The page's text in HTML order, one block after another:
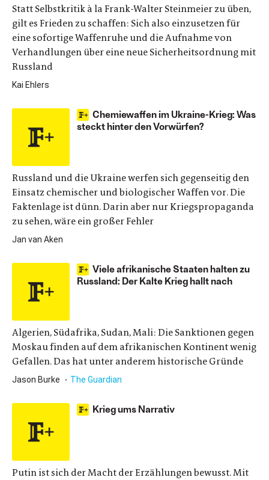
Statt Selbstkritik à la Frank-Walter Steinmeier zu üben,
gilt es Frieden zu schaffen: Sich also einzusetzen für
eine sofortige Waffenruhe und die Aufnahme von
Verhandlungen über eine neue Sicherheitsordnung mit
Russland
Kai Ehlers
Chemiewaffen im Ukraine-Krieg: Was
steckt hinter den Vorwürfen?
Russland und die Ukraine werfen sich gegenseitig den
Einsatz chemischer und biologischer Waffen vor. Die
Faktenlage ist dünn. Darin aber nur Kriegspropaganda
zu sehen, wäre ein großer Fehler
Jan van Aken
Viele afrikanische Staaten halten zu
Russland: Der Kalte Krieg hallt nach
Algerien, Südafrika, Sudan, Mali: Die Sanktionen gegen
Moskau finden auf dem afrikanischen Kontinent wenig
Gefallen. Das hat unter anderem historische Gründe
Jason Burke The Guardian
Krieg ums Narrativ
Putin ist sich der Macht der Erzählungen bewusst. Mit